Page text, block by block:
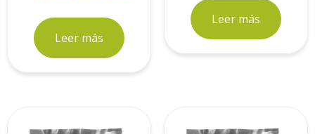
Leer más
Leer más